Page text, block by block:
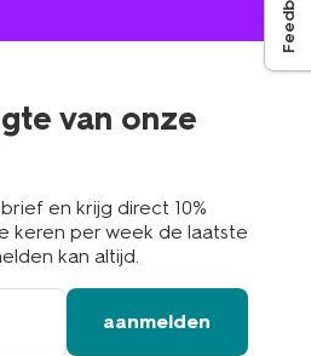
van onze
en krijg direct 10%
keren per week de laatste
kan altijd.
aanmelden